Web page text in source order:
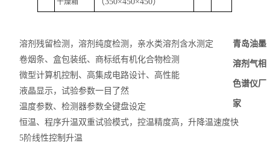
干燥箱
青岛油墨
溶剂气相
色谱仪厂
家
溶剂残留检测，溶剂纯度检测，亲水类溶剂含水测定
卷烟条、盒包装纸、商标纸有机化合物检测
微型计算机控制、高集成电路设计、高性能
液晶显示，试验参数一目了然
温度参数、检测器参数全键盘设定
恒温、程序升温双重试验模式，控温精度高，升降温速度快
5阶线性控制升温